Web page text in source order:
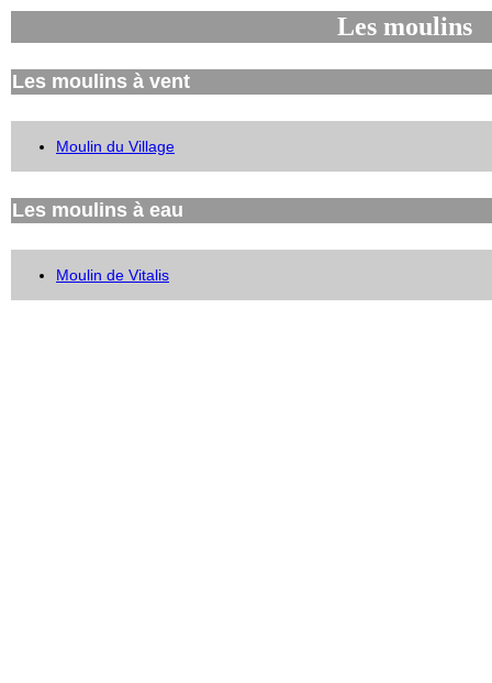
Les moulins
Les moulins à vent
Moulin du Village
Les moulins à eau
Moulin de Vitalis